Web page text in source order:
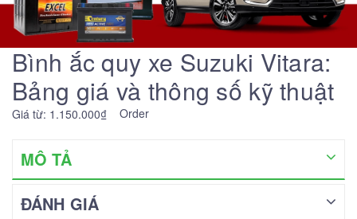
Bình ắc quy xe Suzuki Vitara:
Bảng giá và thông số kỹ thuật
Giá từ: 1.150.000₫ Order
MÔ TẢ
ĐÁNH GIÁ